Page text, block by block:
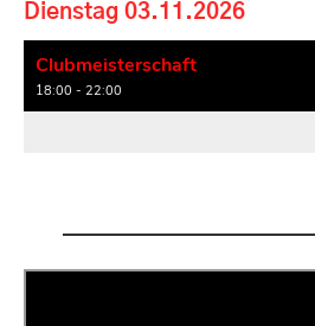
Dienstag 03.11.2026
Clubmeisterschaft
18:00 - 22:00